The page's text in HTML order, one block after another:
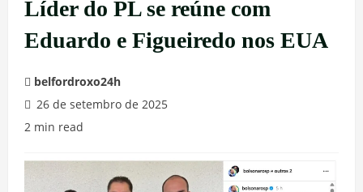
Líder do PL se reúne com
Eduardo e Figueiredo nos EUA
belfordroxo24h
26 de setembro de 2025
2 min read